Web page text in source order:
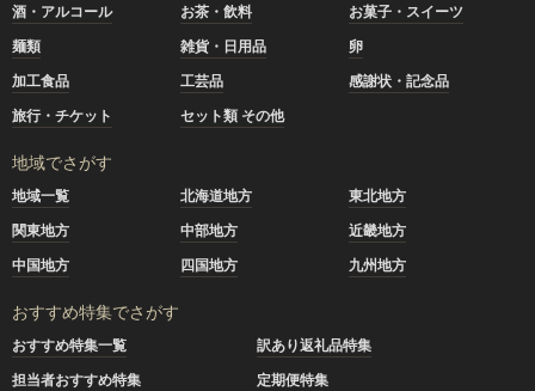
酒・アルコール
お茶・飲料
お菓子・スイーツ
麺類
雑貨・日用品
卵
加工食品
工芸品
感謝状・記念品
旅行・チケット
セット類 その他
地域でさがす
地域一覧 北海道地方
東北地方
関東地方
中部地方
近畿地方
中国地方
四国地方 九州地方
おすすめ特集でさがす
おすすめ特集一覧
訳あり返礼品特集
担当者おすすめ特集
定期便特集